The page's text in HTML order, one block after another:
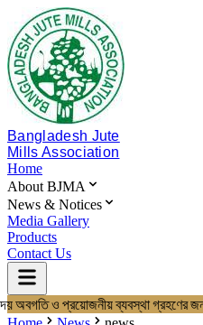
Bangladesh Jute
Mills Association
Home
About BJMA
News & Notices
Media Gallery
Products
Contact Us
Home
About BJMA
ও প্রয়োজনীয় ব্যবস্থা